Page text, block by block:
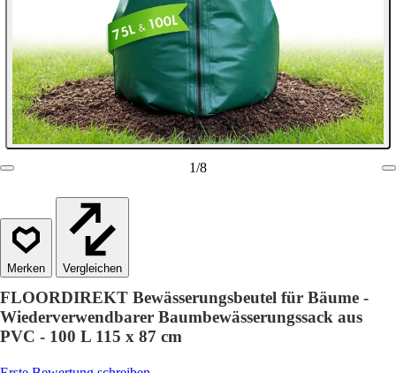
1/8
Vergleichen
FLOORDIREKT Bewässerungsbeutel für Bäume -
Wiederverwendbarer Baumbewässerungssack aus
PVC - 100 L 115 x 87 cm